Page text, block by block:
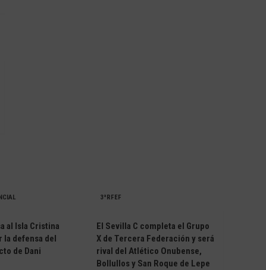
al Isla Cristina
defensa del
de Dani
3ªRFEF
El Sevilla C completa el Grupo
X de Tercera Federación y será
rival del Atlético Onubense,
Bollullos y San Roque de Lepe